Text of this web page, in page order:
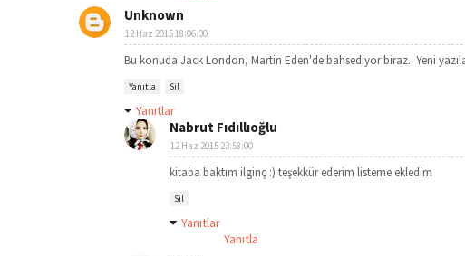
Unknown
12 Haz 2015 18:06:00
Bu konuda Jack London, Martin Eden'de bahsediyor biraz.. Yeni
Yanıtla Sil
Yanıtlar
Nabrut Fıdıllıoğlu
12 Haz 2015 23:58:00
kitaba baktım ilginç :) teşekkür ederim listeme ekledim
Sil
Yanıtlar
Yanıtla